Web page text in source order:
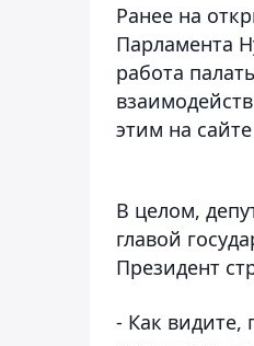
Ранее на
Парламента
работа
этим на
В целом,
главой
Президент
- Как видите,